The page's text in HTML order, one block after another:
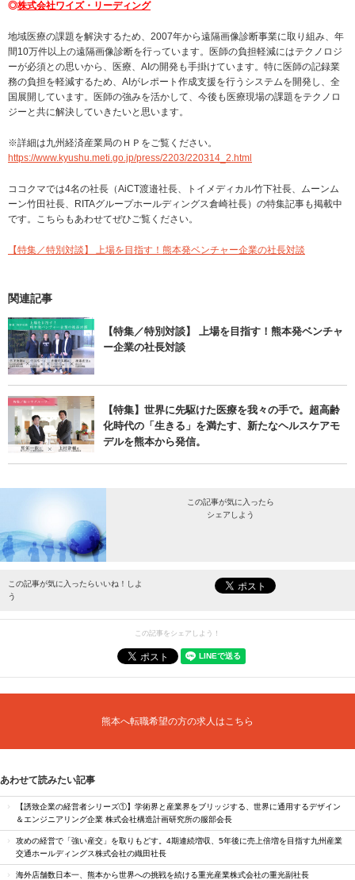
◎株式会社ワイズ・リーディング
地域医療の課題を解決するため、2007年から遠隔画像診断事業に取り組み、年
間10万件以上の遠隔画像診断を行っています。医師の負担軽減にはテクノロジ
ーが必須との思いから、医療、AIの開発も手掛けています。特に医師の記録業
務の負担を軽減するため、AIがレポート作成支援を行うシステムを開発し、全
国展開しています。医師の強みを活かして、今後も医療現場の課題をテクノロ
ジーと共に解決していきたいと思います。
※詳細は九州経済産業局のＨＰをご覧ください。
https://www.kyushu.meti.go.jp/press/2203/220314_2.html
ココクマでは4名の社長（AiCT渡邉社長、トイメディカル竹下社長、ムーンム
ーン竹田社長、RITAグループホールディングス倉崎社長）の特集記事も掲載中
です。こちらもあわせてぜひご覧ください。
【特集／特別対談】 上場を目指す！熊本発ベンチャー企業の社長対談
関連記事
【特集／特別対談】 上場を目指す！熊本発ベンチャ
ー企業の社長対談
【特集】世界に先駆けた医療を我々の手で。超高齢
化時代の「生きる」を満たす、新たなヘルスケアモ
デルを熊本から発信。
この記事が気に入ったら
シェアしよう
最新情報をお届けします。
この記事が気に入ったらいいね！しよ
う
この記事をシェアしよう！
熊本へ転職希望の方の求人はこちら
あわせて読みたい記事
【誘致企業の経営者シリーズ①】学術界と産業界をブリッジする、世界に通用するデザイン
＆エンジニアリング企業 株式会社構造計画研究所の服部会長
攻めの経営で「強い産交」を取りもどす。4期連続増収、5年後に売上倍増を目指す九州産業
交通ホールディングス株式会社の織田社長
海外店舗数日本一、熊本から世界への挑戦を続ける重光産業株式会社の重光副社長